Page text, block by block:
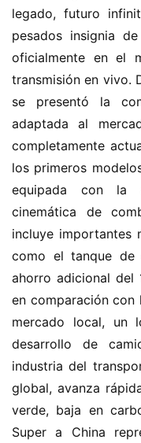
legado, futuro
pesados insignia
oficialmente en el
transmisión en vivo.
se presentó la
adaptada al
completamente
los primeros
equipada con la
cinemática de
incluye importantes
como el tanque de
ahorro adicional del
en comparación con
mercado local, un
desarrollo de
industria del
global, avanza
verde, baja en
Super a China